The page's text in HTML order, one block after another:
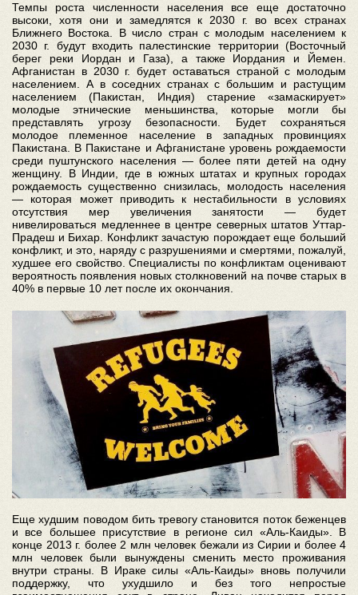
Темпы роста численности населения все еще достаточно
высоки, хотя они и замедлятся к 2030 г. во всех странах
Ближнего Востока. В число стран с молодым населением к
2030 г. будут входить палестинские территории (Восточный
берег реки Иордан и Газа), а также Иордания и Йемен.
Афганистан в 2030 г. будет оставаться страной с молодым
населением. А в соседних странах с большим и растущим
населением (Пакистан, Индия) старение «замаскирует»
молодые этнические меньшинства, которые могли бы
представлять угрозу безопасности. Будет сохраняться
молодое племенное население в западных провинциях
Пакистана. В Пакистане и Афганистане уровень рождаемости
среди пуштунского населения — более пяти детей на одну
женщину. В Индии, где в южных штатах и крупных городах
рождаемость существенно снизилась, молодость населения
— которая может приводить к нестабильности в условиях
отсутствия мер увеличения занятости — будет
нивелироваться медленнее в центре северных штатов Уттар-
Прадеш и Бихар. Конфликт зачастую порождает еще больший
конфликт, и это, наряду с разрушениями и смертями, пожалуй,
худшее его свойство. Специалисты по конфликтам оценивают
вероятность появления новых столкновений на почве старых в
40% в первые 10 лет после их окончания.
Еще худшим поводом бить тревогу становится поток беженцев
и все большее присутствие в регионе сил «Аль-Каиды». В
конце 2013 г. более 2 млн человек бежали из Сирии и более 4
млн человек были вынуждены сменить место проживания
внутри страны. В Ираке силы «Аль-Каиды» вновь получили
поддержку, что ухудшило и без того непростые